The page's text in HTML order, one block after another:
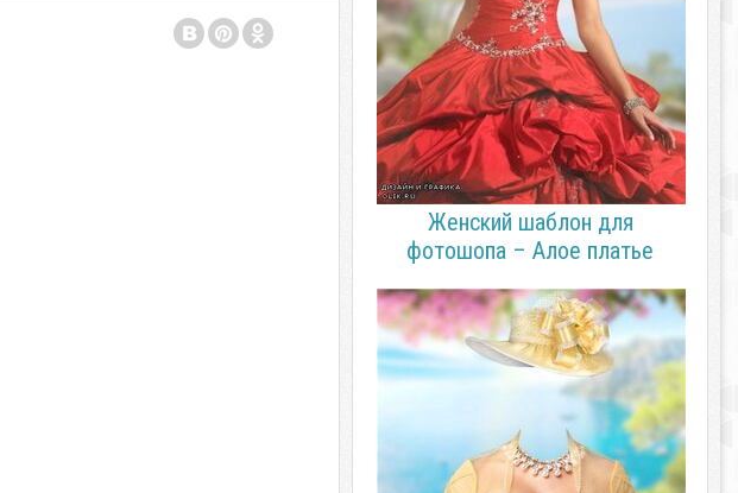
Женский шаблон для
фотошопа – Алое платье